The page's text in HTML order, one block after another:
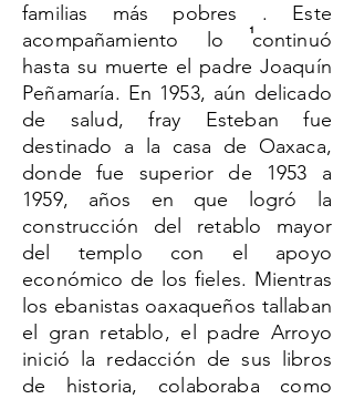
familias más pobres . Este
acompañamiento lo continuó
hasta su muerte el padre Joaquín
Peñamaría. En 1953, aún delicado
de salud, fray Esteban fue
destinado a la casa de Oaxaca,
donde fue superior de 1953 a
1959, años en que logró la
construcción del retablo mayor
del templo con el apoyo
económico de los fieles. Mientras
los ebanistas oaxaqueños tallaban
el gran retablo, el padre Arroyo
inició la redacción de sus libros
de historia, colaboraba como
1